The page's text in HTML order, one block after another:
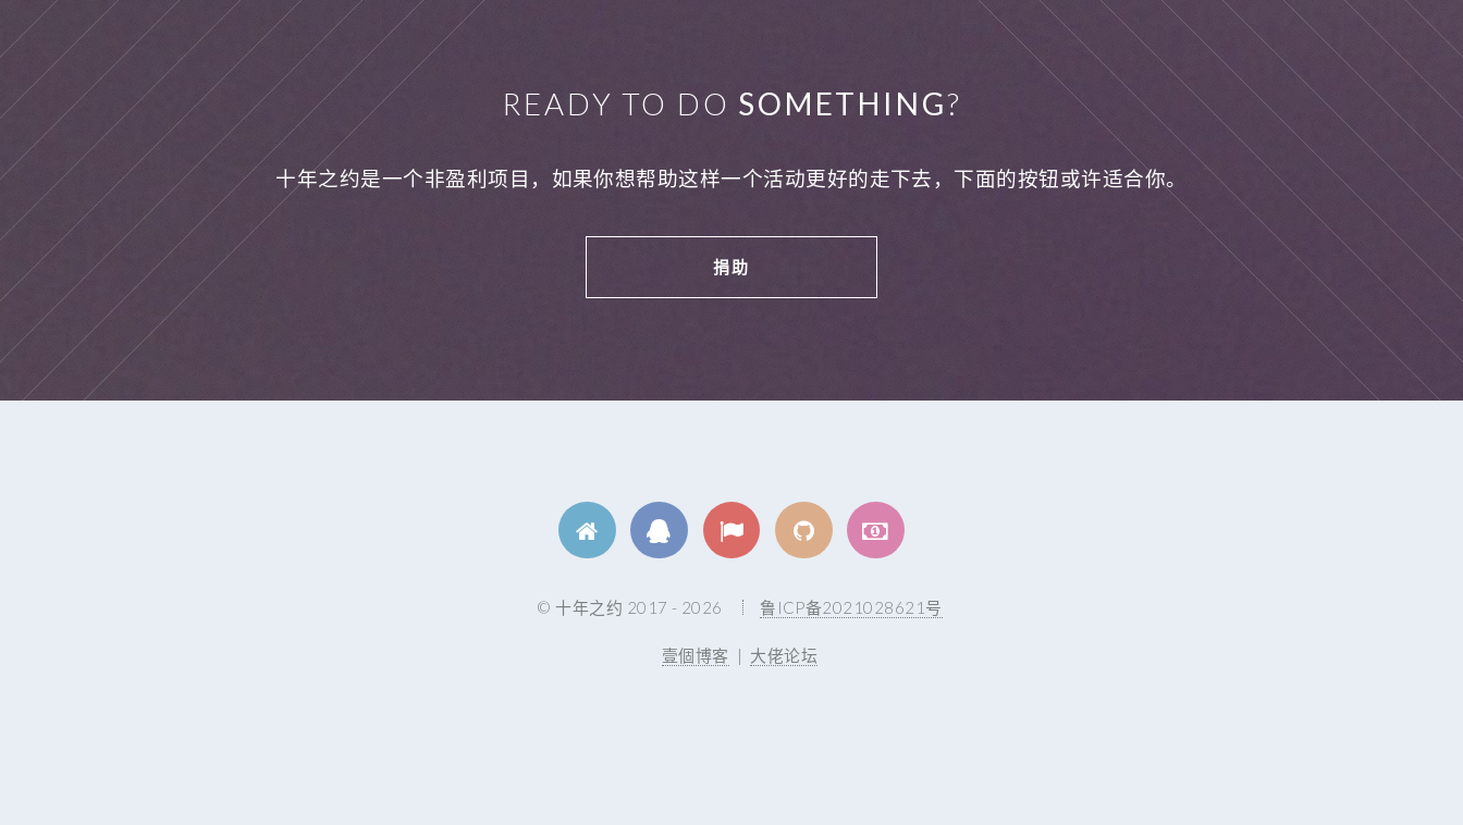
READY TO DO SOMETHING?
十年之约是一个非盈利项目，如果你想帮助这样一个活动更好的走下去，下面的按钮或许适合你。
捐助
© 十年之约 2017 - 2026 鲁ICP备2021028621号
壹個博客 | 大佬论坛